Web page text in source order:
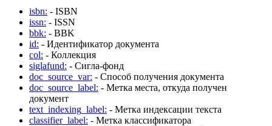
isbn: - ISBN
issn: - ISSN
bbk: - BBK
id: - Идентификатор документа
col: - Коллекция
siglafund: - Сигла-фонд
doc_source_var: - Способ получения документа
doc_source_label: - Метка места, откуда получен
документ
text_indexing_label: - Метка индексации текста
classifier_label: - Метка классификатора